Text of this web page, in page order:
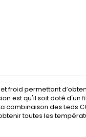
et froid permettant
est qu'il soit doté d'un
des Leds
toutes les